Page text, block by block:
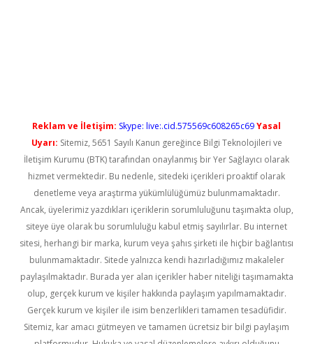
Reklam ve İletişim: Skype: live:.cid.575569c608265c69Yasal
Uyarı: Sitemiz, 5651 Sayılı Kanun gereğince Bilgi Teknolojileri ve
İletişim Kurumu (BTK) tarafından onaylanmış bir Yer Sağlayıcı olarak
hizmet vermektedir. Bu nedenle, sitedeki içerikleri proaktif olarak
denetleme veya araştırma yükümlülüğümüz bulunmamaktadır.
Ancak, üyelerimiz yazdıkları içeriklerin sorumluluğunu taşımakta olup,
siteye üye olarak bu sorumluluğu kabul etmiş sayılırlar. Bu internet
sitesi, herhangi bir marka, kurum veya şahıs şirketi ile hiçbir bağlantısı
bulunmamaktadır. Sitede yalnızca kendi hazırladığımız makaleler
paylaşılmaktadır. Burada yer alan içerikler haber niteliği taşımamakta
olup, gerçek kurum ve kişiler hakkında paylaşım yapılmamaktadır.
Gerçek kurum ve kişiler ile isim benzerlikleri tamamen tesadüfidir.
Sitemiz, kar amacı gütmeyen ve tamamen ücretsiz bir bilgi paylaşım